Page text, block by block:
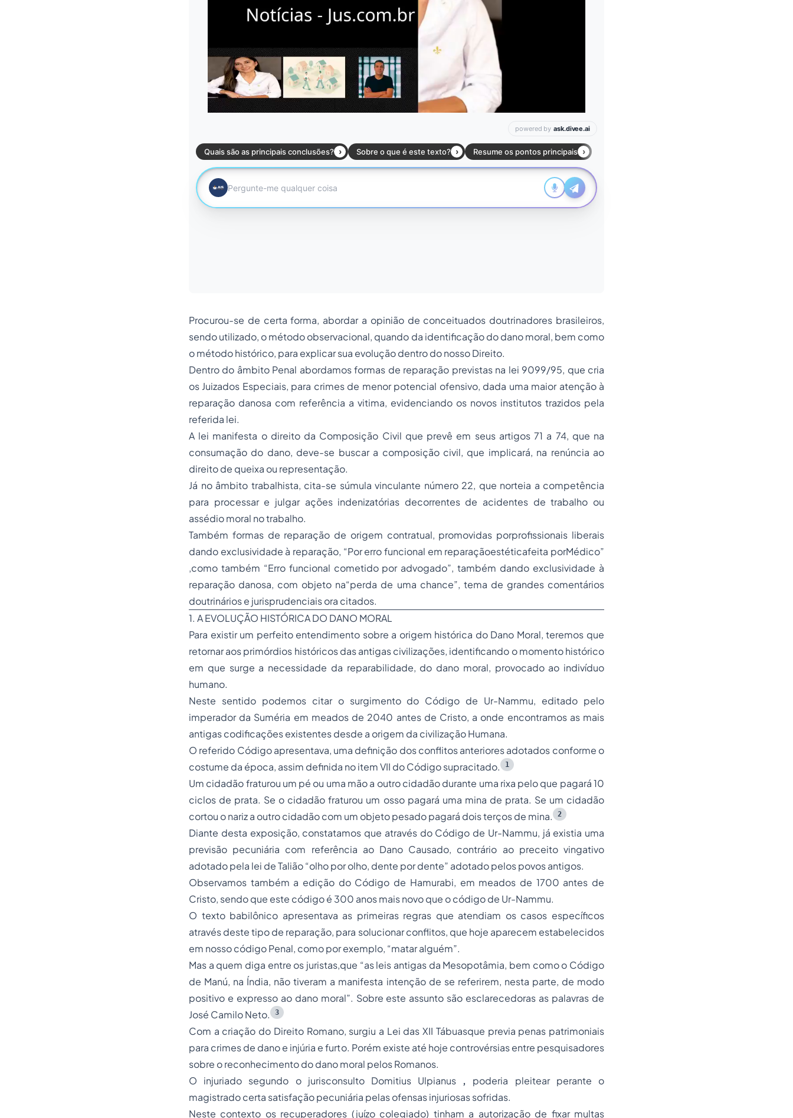
Procurou-se de certa forma, abordar a opinião de conceituados doutrinadores brasileiros,
sendo utilizado, o método observacional, quando da identificação do dano moral, bem como
o método histórico, para explicar sua evolução dentro do nosso Direito.
Dentro do âmbito Penal abordamos formas de reparação previstas na lei 9099/95, que cria
os Juizados Especiais, para crimes de menor potencial ofensivo, dada uma maior atenção à
reparação danosa com referência a vitima, evidenciando os novos institutos trazidos pela
referida lei.
A lei manifesta o direito da Composição Civil que prevê em seus artigos 71 a 74, que na
consumação do dano, deve-se buscar a composição civil, que implicará, na renúncia ao
direito de queixa ou representação.
Já no âmbito trabalhista, cita-se súmula vinculante número 22, que norteia a competência
para processar e julgar ações indenizatórias decorrentes de acidentes de trabalho ou
assédio moral no trabalho.
Também formas de reparação de origem contratual, promovidas porprofissionais liberais
dando exclusividade à reparação, “Por erro funcional em reparaçãoestéticafeita porMédico”
,como também “Erro funcional cometido por advogado”, também dando exclusividade à
reparação danosa, com objeto na“perda de uma chance”, tema de grandes comentários
doutrinários e jurisprudenciais ora citados.
1. A EVOLUÇÃO HISTÓRICA DO DANO MORAL
Para existir um perfeito entendimento sobre a origem histórica do Dano Moral, teremos que
retornar aos primórdios históricos das antigas civilizações, identificando o momento histórico
em que surge a necessidade da reparabilidade, do dano moral, provocado ao indivíduo
humano.
Neste sentido podemos citar o surgimento do Código de Ur-Nammu, editado pelo
imperador da Suméria em meados de 2040 antes de Cristo, a onde encontramos as mais
antigas codificações existentes desde a origem da civilização Humana.
O referido Código apresentava, uma definição dos conflitos anteriores adotados conforme o
costume da época, assim definida no item VII do Código supracitado.
1
Um cidadão fraturou um pé ou uma mão a outro cidadão durante uma rixa pelo que pagará 10
ciclos de prata. Se o cidadão fraturou um osso pagará uma mina de prata. Se um cidadão
cortou o nariz a outro cidadão com um objeto pesado pagará dois terços de mina.
2
Diante desta exposição, constatamos que através do Código de Ur-Nammu, já existia uma
previsão pecuniária com referência ao Dano Causado, contrário ao preceito vingativo
adotado pela lei deTalião“olho por olho, dente por dente” adotado pelos povos antigos.
Observamos também a edição do Código de Hamurabi, em meados de 1700 antes de
Cristo, sendo que este código é 300 anos mais novo que o código de Ur-Nammu.
O texto babilônico apresentava as primeiras regras que atendiam os casos específicos
através deste tipo de reparação, para solucionar conflitos, que hoje aparecem estabelecidos
em nosso código Penal, como por exemplo, “matar alguém”.
Mas a quem diga entre os juristas,que “as leis antigas da Mesopotâmia, bem como o Código
de Manú, na Índia, não tiveram a manifesta intenção de se referirem, nesta parte, de modo
positivo e expresso ao dano moral”. Sobre este assunto são esclarecedoras as palavras de
José Camilo Neto.
3
Com a criação do Direito Romano, surgiu a Lei dasXII Tábuasque previa penas patrimoniais
para crimes de dano e injúria e furto. Porém existe até hoje controvérsias entre pesquisadores
sobre o reconhecimento do dano moral pelos Romanos.
O injuriado segundo o jurisconsulto Domitius Ulpianus , poderia pleitear perante o
magistrado certa satisfação pecuniária pelas ofensas injuriosas sofridas.
Neste contexto os recuperadores (juízo colegiado) tinham a autorização de fixar multas